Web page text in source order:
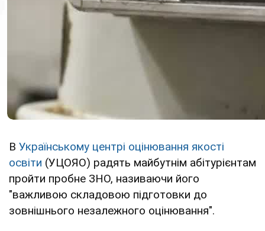
В Українському центрі оцінювання якості
освіти (УЦОЯО) радять майбутнім абітурієнтам
пройти пробне ЗНО, називаючи його
"важливою складовою підготовки до
зовнішнього незалежного оцінювання".